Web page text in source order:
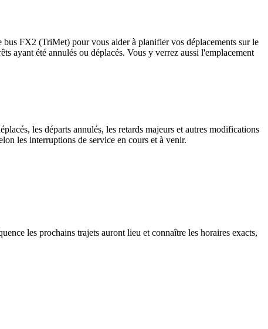
FX2 (TriMet) pour vous aider à planifier vos déplacements sur le
ayant été annulés ou déplacés. Vous y verrez aussi l'emplacement
les départs annulés, les retards majeurs et autres modifications
les interruptions de service en cours et à venir.
les prochains trajets auront lieu et connaître les horaires exacts,